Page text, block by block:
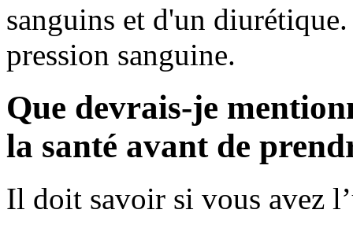
sanguins et d'un
pression sanguine.
Que devrais-je
la santé avant de
Il doit savoir si vous avez